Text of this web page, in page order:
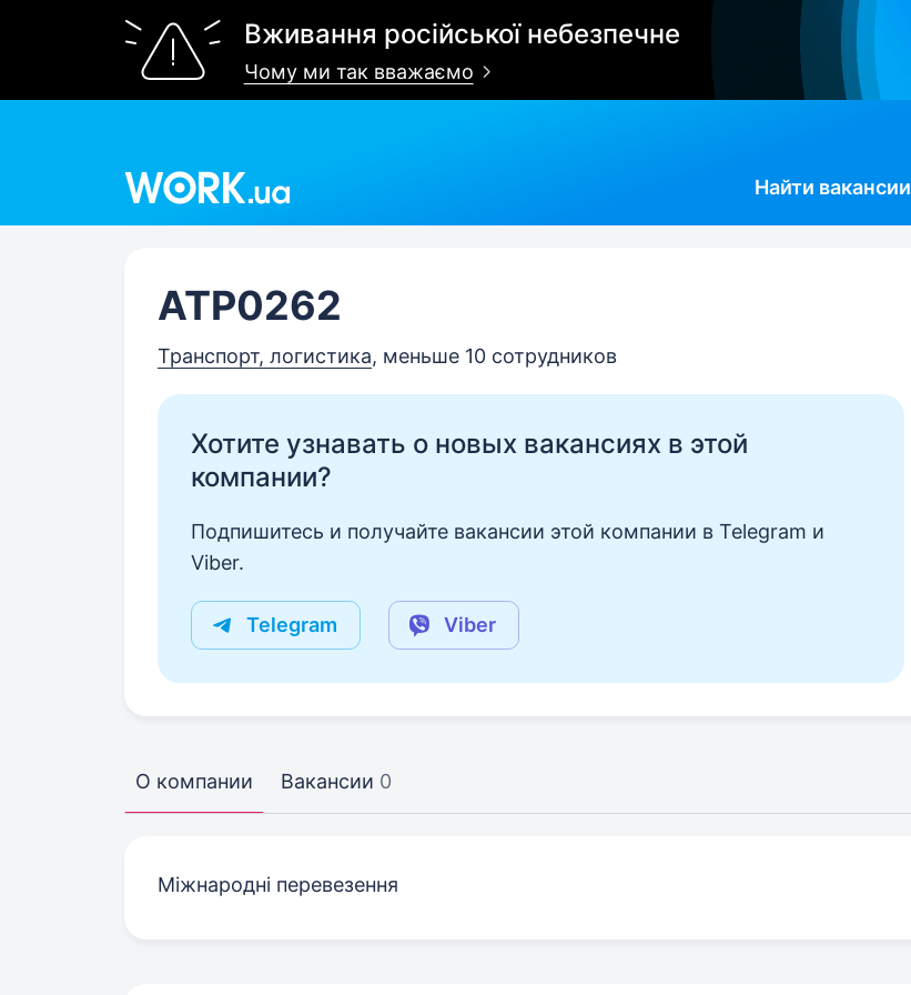
Вживання російської небезпечне
Чому ми так вважаємо
Найти вакансии
ATP0262
Транспорт, логистика, меньше 10 сотрудников
Хотите узнавать о новых вакансиях в этой
компании?
Подпишитесь и получайте вакансии этой компании в Telegram и
Viber.
Telegram Viber
О компании Вакансии 0
Міжнародні перевезення